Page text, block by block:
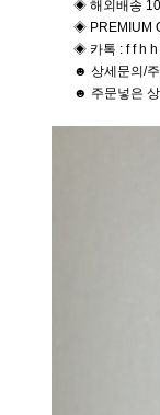
◈ 해외배송
◈ PREMIUM
◈ 카톡 : f f h h
☻ 상세문의/
☻ 주문넣은